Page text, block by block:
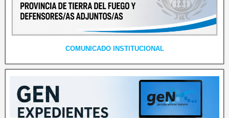
COMUNICADO INSTITUCIONAL